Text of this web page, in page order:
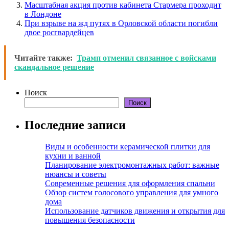
Масштабная акция против кабинета Стармера проходит
в Лондоне
При взрыве на жд путях в Орловской области погибли
двое росгвардейцев
Читайте также: Трамп отменил связанное с войсками
скандальное решение
Поиск
Поиск
Последние записи
Виды и особенности керамической плитки для
кухни и ванной
Планирование электромонтажных работ: важные
нюансы и советы
Современные решения для оформления спальни
Обзор систем голосового управления для умного
дома
Использование датчиков движения и открытия для
повышения безопасности